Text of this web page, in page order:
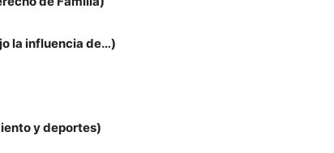
la influencia de…)
y deportes)